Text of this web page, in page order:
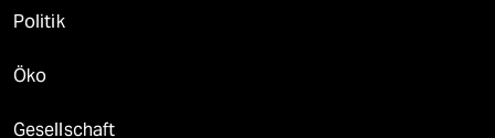
Politik
Öko
Gesellschaft